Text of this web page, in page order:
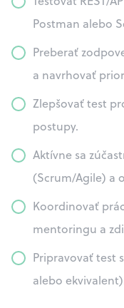
Postman alebo
Preberať
a navrhovať
Zlepšovať test
postupy.
Aktívne sa
(Scrum/Agile) a
Koordinovať
mentoringu a
Pripravovať test
alebo